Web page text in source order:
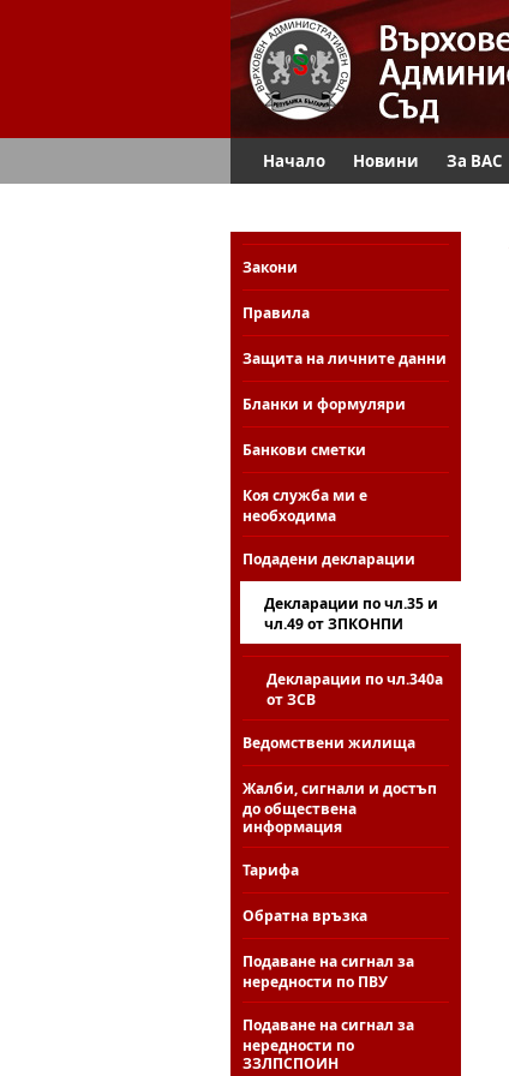
Начало Новини За ВАС
Закони
Правила
Защита на личните данни
Бланки и формуляри
Банкови сметки
Коя служба ми е
необходима
Подадени декларации
Декларации по чл.35 и
чл.49 от ЗПКОНПИ
Декларации по чл.340а
от ЗСВ
Ведомствени жилища
Жалби, сигнали и достъп
до обществена
информация
Тарифа
Обратна връзка
Подаване на сигнал за
нередности по ПВУ
Подаване на сигнал за
нередности по
ЗЗЛПСПОИН